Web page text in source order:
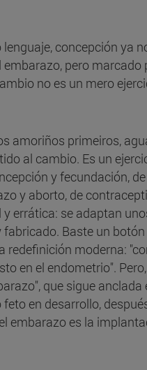
concepción ya
pero marcado
no es un mero
amoriños primeiros,
al cambio. Es un
y fecundación,
y aborto, de
errática: se adaptan
Baste un
redefinición moderna:
en el endometrio". Pero,
que sigue anclada
en desarrollo,
embarazo es la